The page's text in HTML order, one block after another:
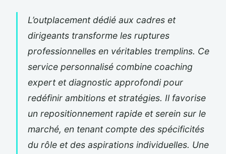
L’outplacement dédié aux cadres et
dirigeants transforme les ruptures
professionnelles en véritables tremplins. Ce
service personnalisé combine coaching
expert et diagnostic approfondi pour
redéfinir ambitions et stratégies. Il favorise
un repositionnement rapide et serein sur le
marché, en tenant compte des spécificités
du rôle et des aspirations individuelles. Une